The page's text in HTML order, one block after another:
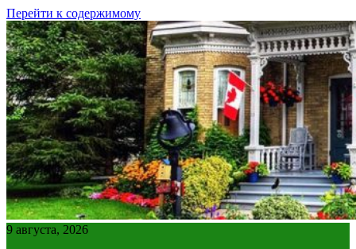
Перейти к содержимому
9 августа, 2026